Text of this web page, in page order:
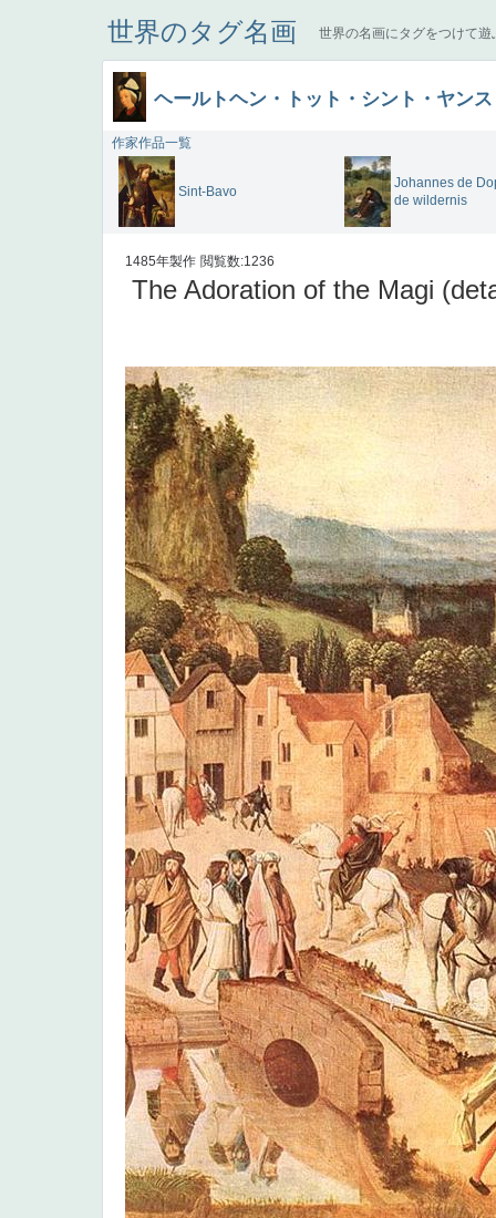
世界のタグ名画 世界の名画にタグをつけて遊
ヘールトヘン・トット・シント・ヤンス
作家作品一覧
Sint-Bavo
Johannes de
de wildernis
1485年製作 閲覧数:1236
The Adoration of the Magi